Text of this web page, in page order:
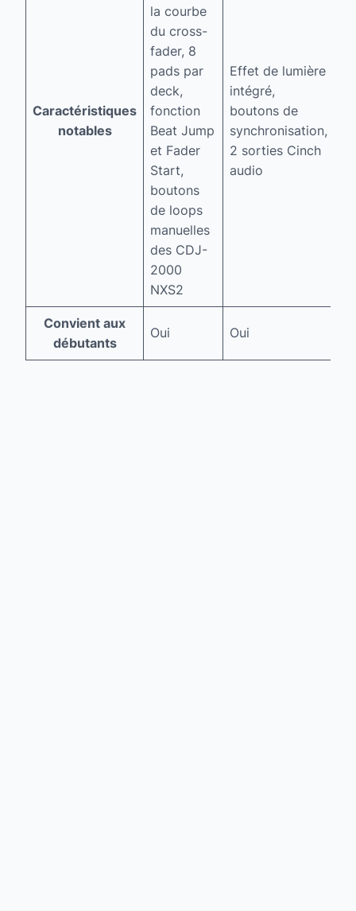
Caractéristiques
notables
la courbe
du cross-
fader, 8
pads par
deck,
fonction
Beat Jump
et Fader
Start,
boutons
de loops
manuelles
des CDJ-
2000
NXS2
Effet de lumière
intégré,
boutons de
synchronisation,
2 sorties Cinch
audio
Convient aux
débutants
Oui Oui